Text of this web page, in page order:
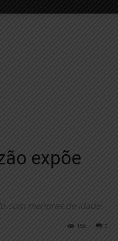
expõe
com menores de idade.
0
156